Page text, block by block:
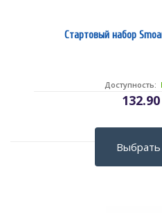
Стартовый набор
Доступность: